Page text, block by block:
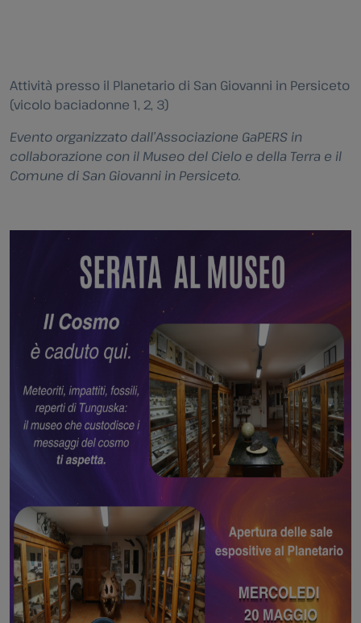
Attività presso il Planetario di San Giovanni in Persiceto
(vicolo baciadonne 1, 2, 3)
Evento organizzato dall’Associazione GaPERS in
collaborazione con il Museo del Cielo e della Terra e il
Comune di San Giovanni in Persiceto.